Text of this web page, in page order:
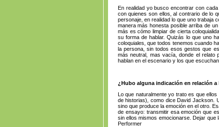
En realidad yo busco encontrar con
con quienes son ellos, al contrario de lo
personaje, en realidad lo que uno trabaja
manera más honesta posible arriba de
más es cómo limpiar de cierta
su forma de hablar. Quizás lo que uno
coloquiales, que todos tenemos cuando
la persona, sin todos esos gestos que
más neutral, mas vacía, donde el relato
hablan en el escenario y los que
¿Hubo alguna indicación en relación
Lo que naturalmente yo trato es que
de historias), como dice David Jackson.
sino que produce la emoción en el otro.
de ensayo: transmitir esa emoción que
sin ellos mismos emocionarse. Dejar que
Performer